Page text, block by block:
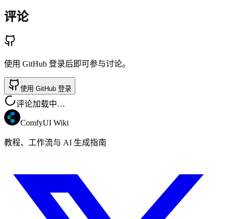
评论
使用 GitHub 登录后即可参与讨论。
使用 GitHub 登录
评论加载中…
ComfyUI Wiki
教程、工作流与 AI 生成指南